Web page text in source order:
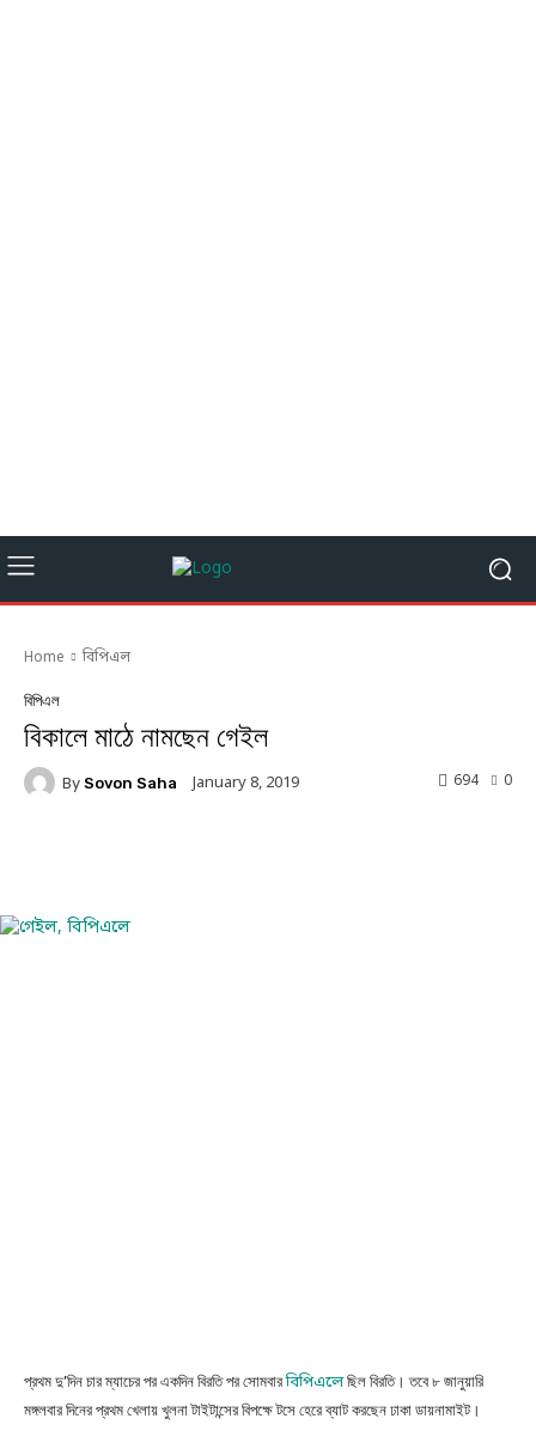
Home বিপিএল
বিপিএল
বিকালে মাঠে নামছেন গেইল
By Sovon Saha January 8, 2019 0
694
প্রথম দু’দিন চার ম্যাচের পর একদিন বিরতি পর সোমবারবিপিএলেছিল বিরতি। তবে ৮ জানুয়ারি
মঙ্গলবার দিনের প্রথম খেলায় খুলনা টাইটান্সের বিপক্ষে টসে হেরে ব্যাট করছেন ঢাকা ডায়নামাইট।